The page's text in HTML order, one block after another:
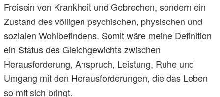
Freisein von Krankheit und Gebrechen, sondern ein
Zustand des völligen psychischen, physischen und
sozialen Wohlbefindens. Somit wäre meine Definition
ein Status des Gleichgewichts zwischen
Herausforderung, Anspruch, Leistung, Ruhe und
Umgang mit den Herausforderungen, die das Leben
so mit sich bringt.